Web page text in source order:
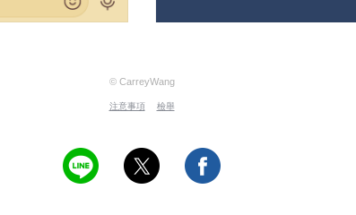
© CarreyWang
注意事項 檢舉